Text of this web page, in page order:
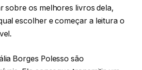
sobre os melhores livros dela,
escolher e começar a leitura o
Borges Polesso são